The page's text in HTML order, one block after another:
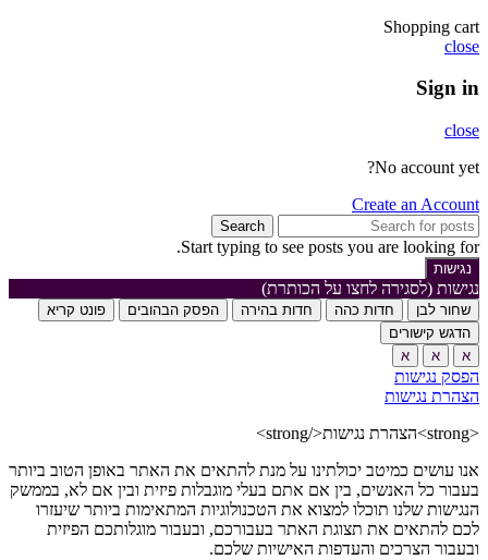
Shopping cart
close
Sign in
close
No account yet?
Create an Account
Search
Start typing to see posts you are looking for.
נגישות
נגישות (לסגירה לחצו על הכותרת)
שחור לבן חדות כהה חדות בהירה הפסק הבהובים
פונט קריא
הדגש קישורים
א
א א
הפסק נגישות
הצהרת נגישות
<strong>הצהרת נגישות</strong>
אנו עושים כמיטב יכולתינו על מנת להתאים את האתר באופן הטוב ביותר
בעבור כל האנשים, בין אם אתם בעלי מוגבלות פיזית ובין אם לא, בממשק
הנגישות שלנו תוכלו למצוא את הטכנולוגיות המתאימות ביותר שיעזרו
לכם להתאים את תצוגת האתר בעבורכם, ובעבור מוגלותכם הפיזית
ובעבור הצרכים והעדפות האישיות שלכם.